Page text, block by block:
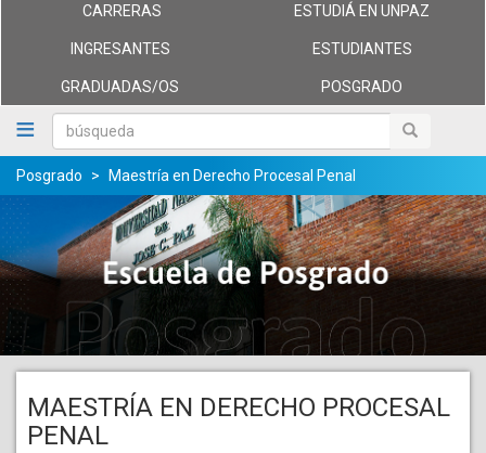
búsqueda búsqueda
CARRERAS ESTUDIÁ EN UNPAZ
INGRESANTES ESTUDIANTES
GRADUADAS/OS POSGRADO
Posgrado Maestría en Derecho Procesal Penal
MAESTRÍA EN DERECHO PROCESAL
PENAL